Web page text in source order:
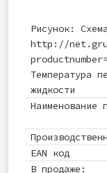
Рисунок:
http://
Температура
жидкости
Наименование
EAN код
В продаже: